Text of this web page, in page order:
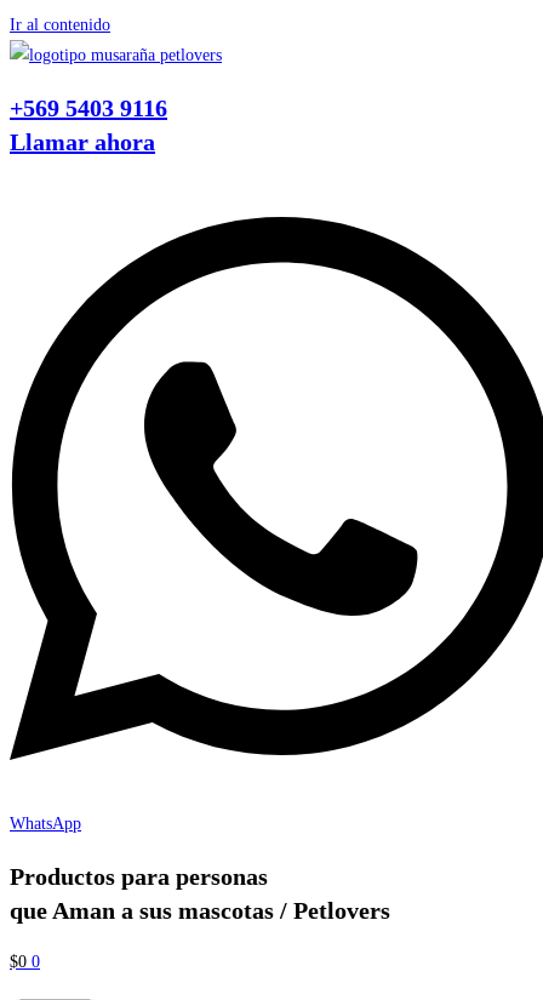
Ir al contenido
+569 5403 9116
Llamar ahora
WhatsApp
Productos para personas
que Aman a sus mascotas / Petlovers
$0 0